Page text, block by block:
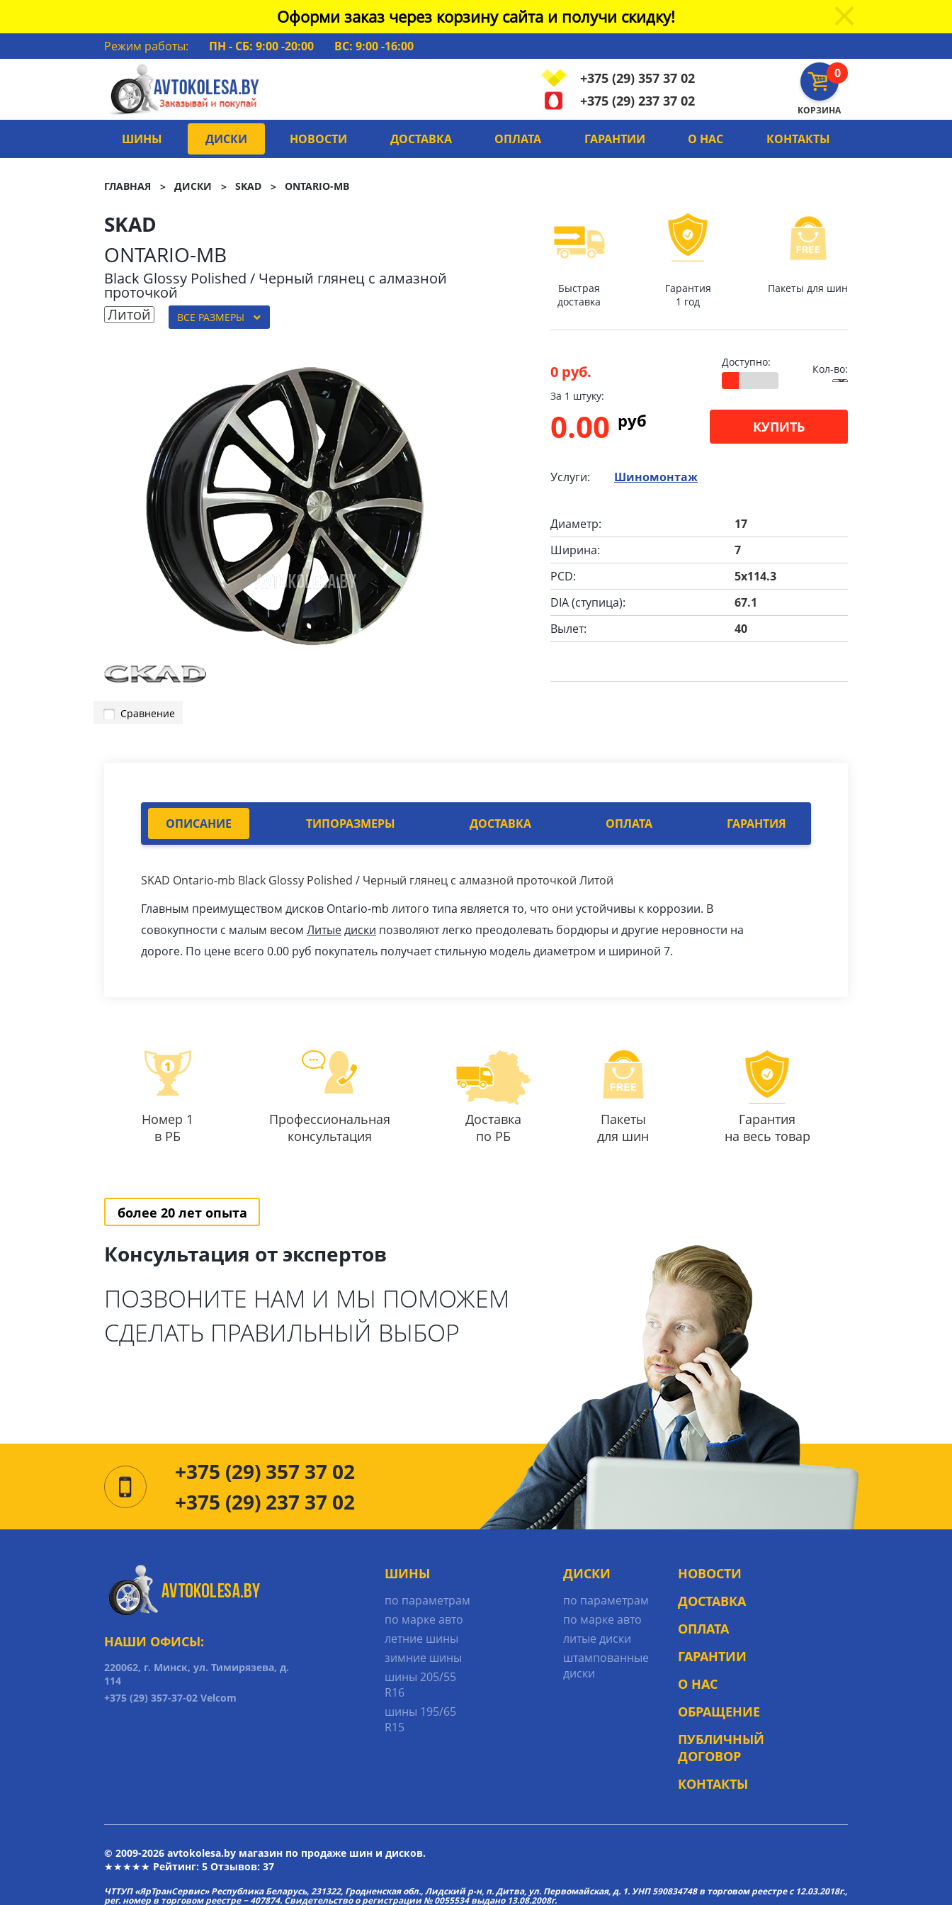
Оформи заказ через корзину сайта и получи скидку!
Режим работы: ПН - СБ: 9:00 -20:00
ВС: 9:00 -16:00
0
КОРЗИНА
+375 (29) 357 37 02
+375 (29) 237 37 02
ШИНЫ ДИСКИ НОВОСТИ ДОСТАВКА ОПЛАТА ГАРАНТИИ О НАС КОНТАКТЫ
ГЛАВНАЯ ДИСКИ SKAD ONTARIO-MB
SKAD
ONTARIO-MB
Black Glossy Polished / Черный глянец с алмазной
проточкой
Литой
ВСЕ РАЗМЕРЫ
Сравнение
Быстрая
доставка
Гарантия
1 год
Пакеты для шин
0 руб.
Доступно:
Кол-во:
За 1 штуку:
0.00 pуб КУПИТЬ
Услуги: Шиномонтаж
Диаметр:
17
Ширина:
7
PCD:
5x114.3
DIA (ступица):
67.1
Вылет:
40
ОПИСАНИЕ ТИПОРАЗМЕРЫ ДОСТАВКА ОПЛАТА ГАРАНТИЯ
SKAD Ontario-mb Black Glossy Polished / Черный глянец с алмазной проточкой Литой
Главным преимуществом дисков Ontario-mb литого типа является то, что они устойчивы к коррозии. В
совокупности с малым весом Литыедиски позволяют легко преодолевать бордюры и другие неровности на
дороге. По цене всего 0.00 pуб покупатель получает стильную модель диаметром и шириной 7.
Номер 1
в РБ
Профессиональная
консультация
Доставка
по РБ
Пакеты
для шин
Гарантия
на весь товар
более 20 лет опыта
Консультация от экспертов
ПОЗВОНИТЕ НАМ И МЫ ПОМОЖЕМ
СДЕЛАТЬ ПРАВИЛЬНЫЙ ВЫБОР
+375 (29) 357 37 02
+375 (29) 237 37 02
НАШИ ОФИСЫ:
220062, г. Минск, ул. Тимирязева, д.
114
+375 (29) 357-37-02 Velcom
ШИНЫ
по параметрам
по марке авто
летние шины
зимние шины
шины 205/55
R16
шины 195/65
R15
ДИСКИ
по параметрам
по марке авто
литые диски
штампованные
диски
НОВОСТИ
ДОСТАВКА
ОПЛАТА
ГАРАНТИИ
О НАС
ОБРАЩЕНИЕ
ПУБЛИЧНЫЙ
ДОГОВОР
КОНТАКТЫ
© 2009-2026 avtokolesa.by магазин по продаже шин и дисков.
★★★★★ Рейтинг: 5 Отзывов: 37
ЧТТУП «ЯрТранСервис» Республика Беларусь, 231322, Гродненская обл., Лидский р-н, п. Дитва, ул. Первомайская, д. 1. УНП 590834748 в торговом реестре с 12.03.2018г.,
рег. номер в торговом реестре − 407874. Свидетельство о регистрации № 0055534 выдано 13.08.2008г.